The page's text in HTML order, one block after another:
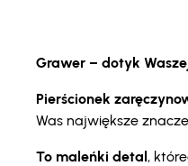
Grawer – dotyk
Pierścionek
Was największe
To maleńki detal,